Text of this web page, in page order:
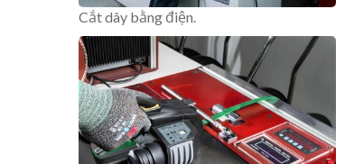
Cắt dây bằng điện.